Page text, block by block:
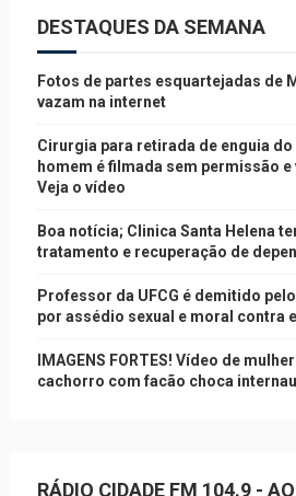
DESTAQUES DA SEMANA
Fotos de partes esquartejadas de
vazam na internet
Cirurgia para retirada de enguia
homem é filmada sem permissão e
Veja o vídeo
Boa notícia; Clinica Santa Helena
tratamento e recuperação de
Professor da UFCG é demitido
por assédio sexual e moral contra
IMAGENS FORTES! Vídeo de
cachorro com facão choca
RÁDIO CIDADE FM 104.9 -